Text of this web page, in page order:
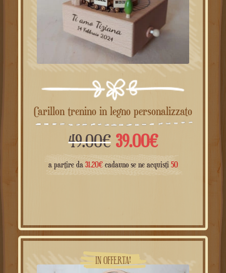
Carillon trenino in legno personalizzato
49.00€ Il
prezzo
49.00€.
39.00€Il
prezzo
39.00€.
a partire da 31.20€cadauno se ne acquisti 50
IN OFFERTA!